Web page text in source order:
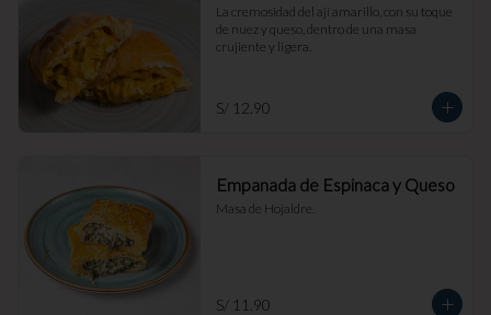
La cremosidad del ají amarillo, con su toque
de nuez y queso, dentro de una masa
crujiente y ligera.
S/ 12.90
Empanada de Espinaca y Queso
Masa de Hojaldre.
S/ 11.90